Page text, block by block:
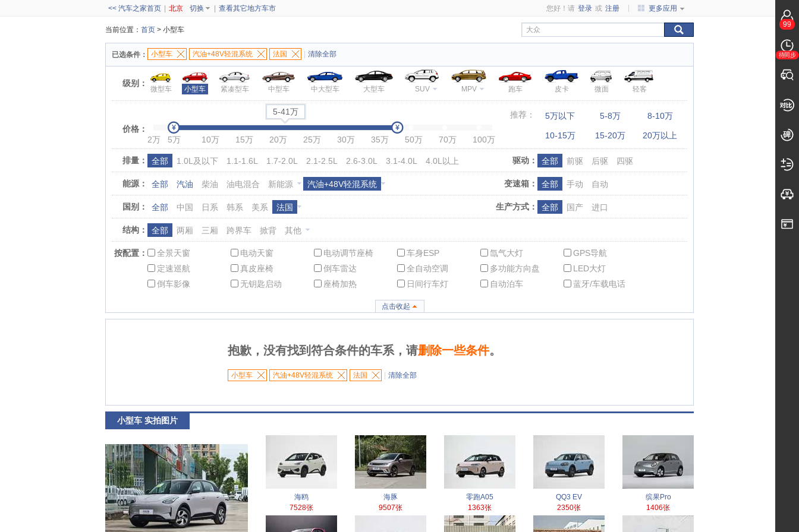
<< 汽车之家首页 北京 切换 查看其它地方车市 更多应用
您好！请 登录 或 注册
当前位置： 首页 > 小型车
已选条件： 小型车 汽油+48V轻混系统 法国 清除全部
级别：
微型车 小型车 紧凑型车 中型车 中大型车 大型车 SUV MPV 跑车 皮卡 微面 轻客
价格：
5-41万
2万 5万 10万 15万 20万 25万 30万 35万 50万 70万 100万
推荐： 5万以下 5-8万 8-10万
10-15万 15-20万 20万以上
排量： 全部 1.0L及以下 1.1-1.6L 1.7-2.0L 2.1-2.5L 2.6-3.0L 3.1-4.0L 4.0L以上 驱动： 全部 前驱 后驱 四驱
能源： 全部 汽油 柴油 油电混合 新能源 汽油+48V轻混系统 变速箱： 全部 手动 自动
国别： 全部 中国 日系 韩系 美系 法国 生产方式： 全部 国产 进口
结构： 全部 两厢 三厢 跨界车 掀背 其他
按配置： 全景天窗 电动天窗 电动调节座椅 车身ESP 氙气大灯
GPS导航
定速巡航
真皮座椅 倒车雷达 全自动空调 多功能方向盘
LED大灯
倒车影像
无钥匙启动 座椅加热 日间行车灯 自动泊车 蓝牙/车载电话
点击收起
抱歉，没有找到符合条件的车系，请删除一些条件。
小型车 汽油+48V轻混系统 法国 清除全部
小型车 实拍图片
海鸥
7528张
海豚
9507张
零跑A05
1363张
QQ3 EV
2350张
缤果Pro
1406张
99
待同步